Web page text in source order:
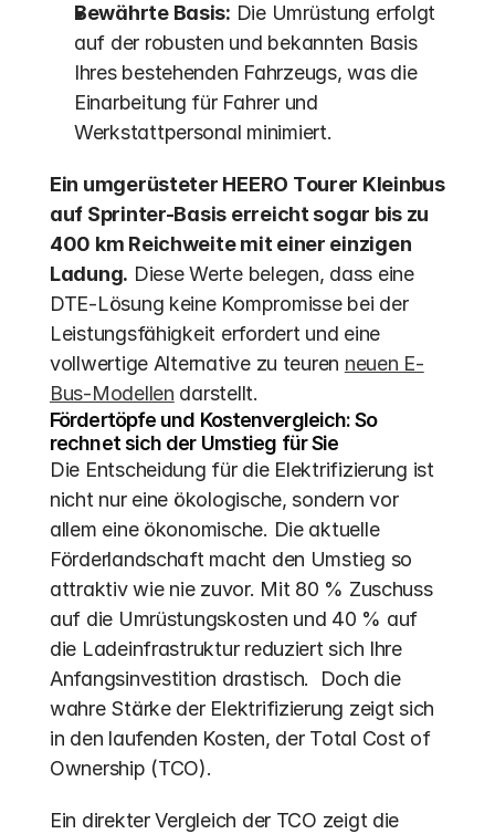
Bewährte Basis: Die Umrüstung erfolgt
auf der robusten und bekannten Basis
Ihres bestehenden Fahrzeugs, was die
Einarbeitung für Fahrer und
Werkstattpersonal minimiert.
Ein umgerüsteter HEERO Tourer Kleinbus
auf Sprinter-Basis erreicht sogar bis zu
400 km Reichweite mit einer einzigen
Ladung. Diese Werte belegen, dass eine
DTE-Lösung keine Kompromisse bei der
Leistungsfähigkeit erfordert und eine
vollwertige Alternative zu teuren neuen E-
Bus-Modellen darstellt.
Fördertöpfe und Kostenvergleich: So
rechnet sich der Umstieg für Sie
Die Entscheidung für die Elektrifizierung ist
nicht nur eine ökologische, sondern vor
allem eine ökonomische. Die aktuelle
Förderlandschaft macht den Umstieg so
attraktiv wie nie zuvor. Mit 80 % Zuschuss
auf die Umrüstungskosten und 40 % auf
die Ladeinfrastruktur reduziert sich Ihre
Anfangsinvestition drastisch.  Doch die
wahre Stärke der Elektrifizierung zeigt sich
in den laufenden Kosten, der Total Cost of
Ownership (TCO).
Ein direkter Vergleich der TCO zeigt die